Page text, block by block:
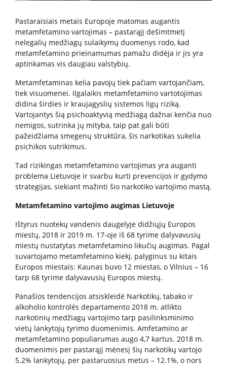
Anoniminės paslaugos
Nedarbingumo pažymėjimas
Apsvaigimo nustatymas ir biologinių terpių paėmimas
Remisijos patvirtinimas
Mokymai specialistams
Kita pagalba Lietuvoje
Nevyriausybinės organizacijos
Žemo slenksčio paslaugos
CRAFT specialistų konsultacijos
Informacija tėvams
Informacija psichikos sveikatos centrams
Pastaraisiais metais Europoje matomas augantis
metamfetamino vartojimas – pastarąjį dešimtmetį
nelegalių medžiagų sulaikymų duomenys rodo, kad
metamfetamino prieinamumas pamažu didėja ir jis yra
aptinkamas vis daugiau valstybių.
Metamfetaminas kelia pavojų tiek pačiam vartojančiam,
tiek visuomenei. Ilgalaikis metamfetamino vartotojimas
didina širdies ir kraujagyslių sistemos ligų riziką.
Vartojantys šią psichoaktyvią medžiagą dažnai kenčia nuo
nemigos, sutrinka jų mityba, taip pat gali būti
pažeidžiama smegenų struktūra, šis narkotikas sukelia
psichikos sutrikimus.
Tad rizikingas metamfetamino vartojimas yra auganti
problema Lietuvoje ir svarbu kurti prevencijos ir gydymo
strategijas, siekiant mažinti šio narkotiko vartojimo mastą.
Metamfetamino vartojimo augimas Lietuvoje
Ištyrus nuotekų vandenis daugelyje didžiųjų Europos
miestų, 2018 ir 2019 m. 17-oje iš 68 tyrime dalyvavusių
miestų nustatytas metamfetamino likučių augimas. Pagal
suvartojamo metamfetamino kiekį, palyginus su kitais
Europos miestais: Kaunas buvo 12 miestas, o Vilnius – 16
tarp 68 tyrime dalyvavusių Europos miestų.
Panašios tendencijos atsiskleidė Narkotikų, tabako ir
alkoholio kontrolės departamento 2018 m. atlikto
narkotinių medžiagų vartojimo tarp pasilinksminimo
vietų lankytojų tyrimo duomenimis. Amfetamino ar
metamfetamino populiarumas augo 4,7 kartus. 2018 m.
duomenimis per pastarąjį mėnesį šių narkotikų vartojo
5.2% lankytojų, per pastaruosius metus – 12.1%, o nors